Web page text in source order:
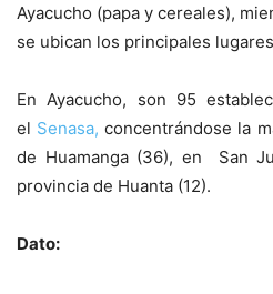
Ayacucho (papa y cereales),
se ubican los principales
En Ayacucho, son 95
el Senasa, concentrándose la
de Huamanga (36), en San
provincia de Huanta (12).
Dato: